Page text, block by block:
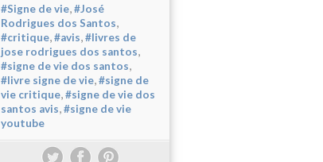
#Signe de vie,#José
Rodrigues dos Santos,
#critique,#avis,#livres de
jose rodrigues dos santos,
#signe de vie dos santos,
#livre signe de vie,#signe de
vie critique,#signe de vie dos
santos avis,#signe de vie
youtube